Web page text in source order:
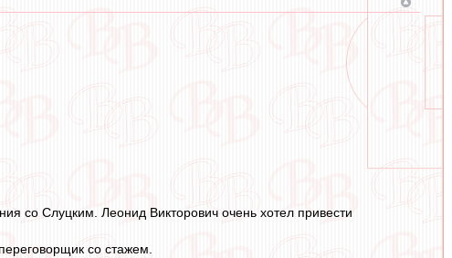
со Слуцким. Леонид Викторович очень хотел привести
со стажем.